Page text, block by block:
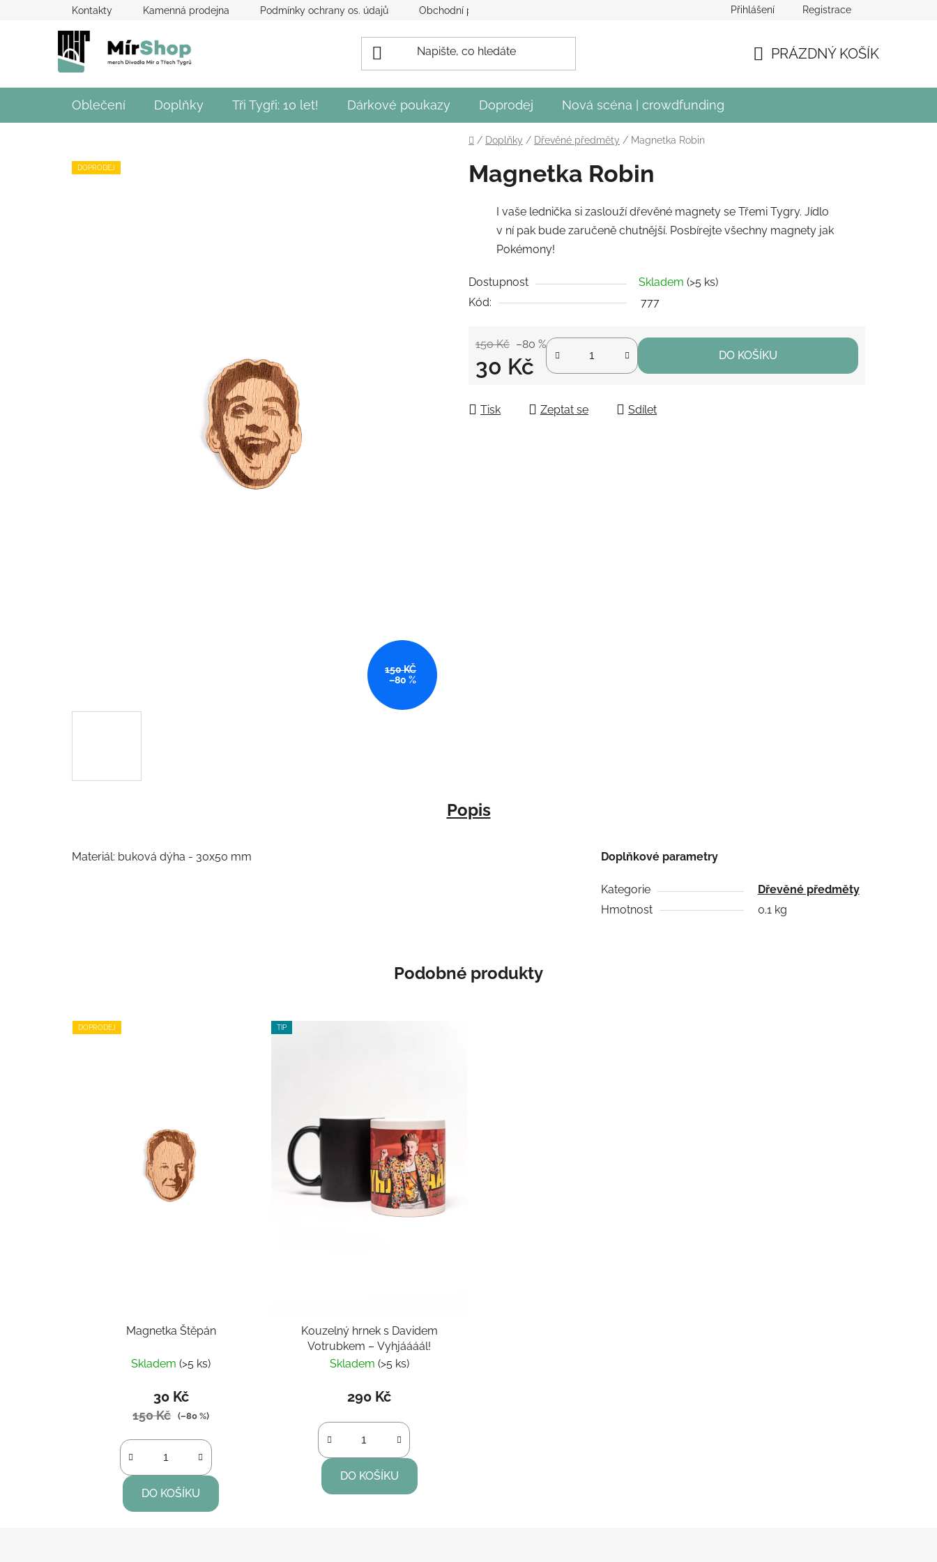
Kontakty Kamenná prodejna Podmínky ochrany os. údajů Obchodní podmínky Obecné podmínky crowdfundingu Divadla MírPřihlášení Registrace
PRÁZDNÝ KOŠÍK
Oblečení Doplňky Tři Tygři: 10 let! Dárkové poukazy Doprodej Nová scéna | crowdfunding
Domů
/ Doplňky / Dřevěné předměty / Magnetka Robin
Magnetka Robin
I vaše lednička si zaslouží dřevěné magnety se Třemi Tygry. Jídlo
v ní pak bude zaručeně chutnější. Posbírejte všechny magnety jak
Pokémony!
Dostupnost Skladem (>5 ks)
Kód:
777
150 Kč –80 %
30 Kč DO KOŠÍKU
Tisk Zeptat se Sdílet
DOPRODEJ
150 KČ
–80 %
Popis
Materiál: buková dýha - 30x50 mm Doplňkové parametry
Kategorie
Dřevěné předměty
Hmotnost
0.1 kg
Podobné produkty
DOPRODEJ
Magnetka Štěpán
Skladem(>5 ks)
30 Kč
150 Kč (–80 %)
DO KOŠÍKU
TIP
Kouzelný hrnek s Davidem
Votrubkem – Vyhjáááál!
Skladem (>5 ks)
290 Kč
DO KOŠÍKU